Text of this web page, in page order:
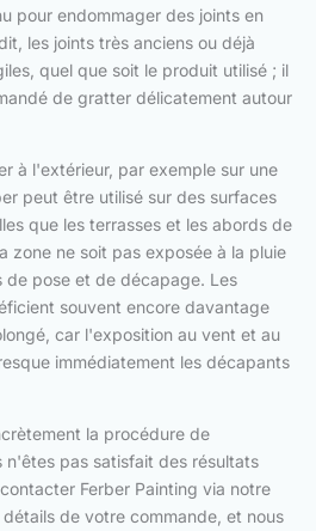
pour endommager des joints en
les joints très anciens ou déjà
quel que soit le produit utilisé ; il
de gratter délicatement autour
à l'extérieur, par exemple sur une
peut être utilisé sur des surfaces
que les terrasses et les abords de
zone ne soit pas exposée à la pluie
pose et de décapage. Les
souvent encore davantage
car l'exposition au vent et au
immédiatement les décapants
la procédure de
n'êtes pas satisfait des résultats
Ferber Painting via notre
de votre commande, et nous